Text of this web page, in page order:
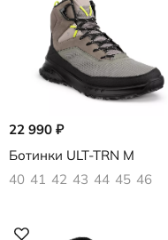
22 990 ₽
Ботинки ULT-TRN M
40 41 42 43 44 45 46